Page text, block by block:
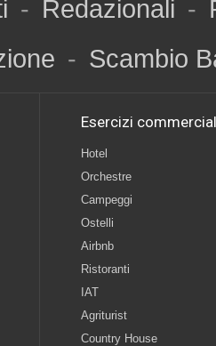
- Redazionali -
- Scambio
Esercizi
Hotel
Orchestre
Campeggi
Ostelli
Airbnb
Ristoranti
IAT
Agriturist
Country House